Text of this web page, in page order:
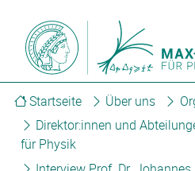
Startseite Über uns
Direktor:innen und
für Physik